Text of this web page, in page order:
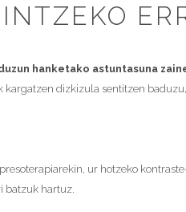
hanketako astuntasuna
kargatzen dizkizula sentitzen
ur hotzeko
batzuk hartuz.